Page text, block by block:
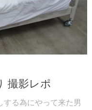
撮影レポ
する為にやって来た男